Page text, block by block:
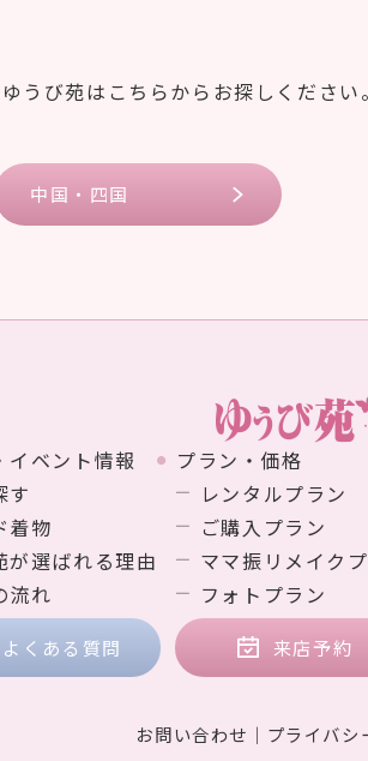
うび苑はこちらからお探しください。
中国・四国
イベント情報
す
着物
が選ばれる理由
流れ
プラン・価格
レンタルプラン
ご購入プラン
ママ振リメイク
フォトプラン
よくある質問 来店予約
お問い合わせ プライバシ